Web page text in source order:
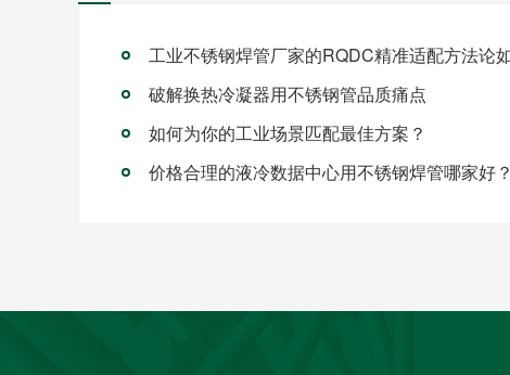
破解换热冷凝器用不锈钢管品质痛点
如何为你的工业场景匹配最佳方案？
价格合理的液冷数据中心用不锈钢焊管哪家好？